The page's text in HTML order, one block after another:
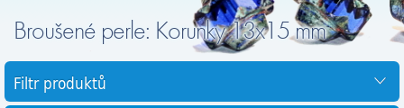
Broušené perle: Korunky 13x15 mm
Filtr produktů